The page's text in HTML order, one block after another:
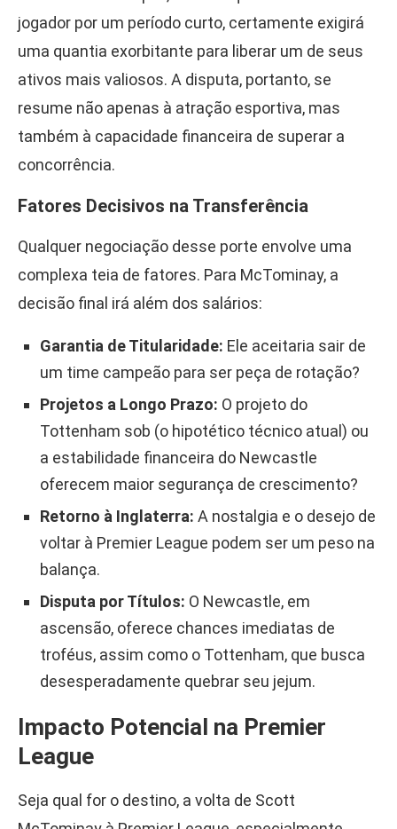
jogador por um período curto, certamente exigirá
uma quantia exorbitante para liberar um de seus
ativos mais valiosos. A disputa, portanto, se
resume não apenas à atração esportiva, mas
também à capacidade financeira de superar a
concorrência.
Fatores Decisivos na Transferência
Qualquer negociação desse porte envolve uma
complexa teia de fatores. Para McTominay, a
decisão final irá além dos salários:
Garantia de Titularidade: Ele aceitaria sair de
um time campeão para ser peça de rotação?
Projetos a Longo Prazo: O projeto do
Tottenham sob (o hipotético técnico atual) ou
a estabilidade financeira do Newcastle
oferecem maior segurança de crescimento?
Retorno à Inglaterra: A nostalgia e o desejo de
voltar à Premier League podem ser um peso na
balança.
Disputa por Títulos: O Newcastle, em
ascensão, oferece chances imediatas de
troféus, assim como o Tottenham, que busca
desesperadamente quebrar seu jejum.
Impacto Potencial na Premier
League
Seja qual for o destino, a volta de Scott